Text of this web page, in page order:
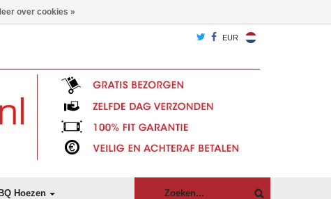
EUR
Hoezen
over cookies »